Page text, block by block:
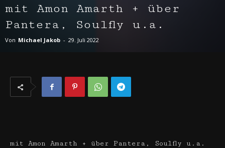
mit Amon Amarth + über
Pantera, Soulfly u.a.
Von Michael Jakob - 29. Juli 2022
mit Amon Amarth + über Pantera, Soulfly u.a.